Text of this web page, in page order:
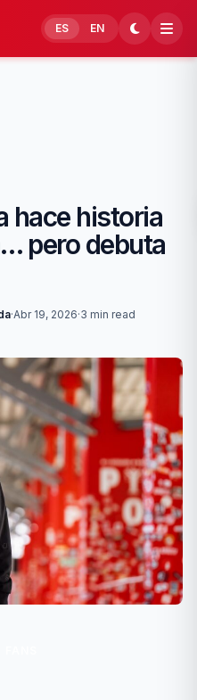
ES EN
hace historia
pero debuta
·Abr 19, 2026·3 min read